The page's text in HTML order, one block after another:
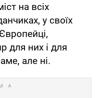
на всіх
у своїх
для них і для
але ні.